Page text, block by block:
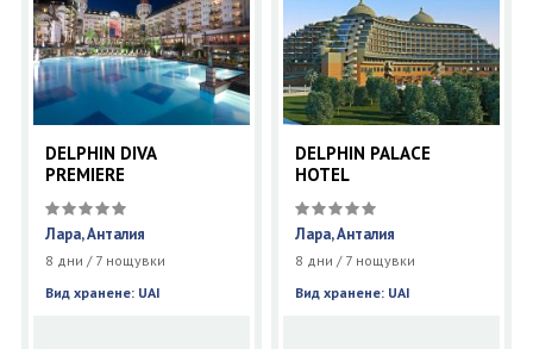
DELPHIN DIVA
PREMIERE
Лара, Анталия
8 дни / 7 нощувки
Вид хранене: UAI
DELPHIN PALACE
HOTEL
Лара, Анталия
8 дни / 7 нощувки
Вид хранене: UAI